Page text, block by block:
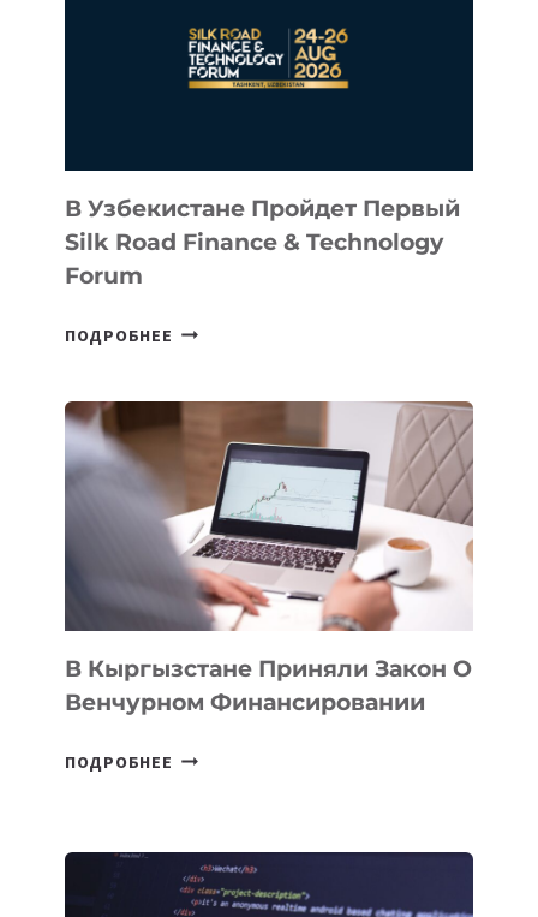
NACE.AI
В Узбекистане Пройдет Первый
Silk Road Finance & Technology
Forum
ПОДРОБНЕЕ В
FINANCE
&
TECHNOLOGY
FORUM
В Кыргызстане Приняли Закон О
Венчурном Финансировании
ПОДРОБНЕЕ В
О
ВЕНЧУРНОМ